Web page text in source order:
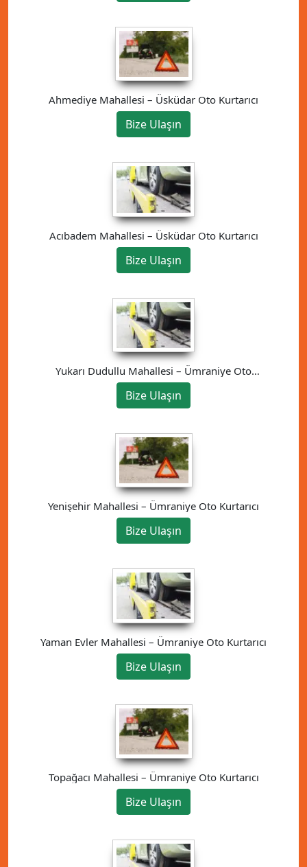
Ahmediye Mahallesi – Üsküdar Oto Kurtarıcı
Bize Ulaşın
Acıbadem Mahallesi – Üsküdar Oto Kurtarıcı
Bize Ulaşın
Yukarı Dudullu Mahallesi – Ümraniye Oto
Kurtarıcı
Bize Ulaşın
Yenişehir Mahallesi – Ümraniye Oto Kurtarıcı
Bize Ulaşın
Yaman Evler Mahallesi – Ümraniye Oto Kurtarıcı
Bize Ulaşın
Topağacı Mahallesi – Ümraniye Oto Kurtarıcı
Bize Ulaşın